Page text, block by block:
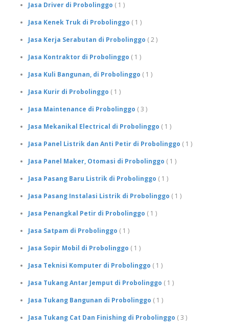
Jasa Driver di Probolinggo ( 1 )
Jasa Kenek Truk di Probolinggo ( 1 )
Jasa Kerja Serabutan di Probolinggo ( 2 )
Jasa Kontraktor di Probolinggo ( 1 )
Jasa Kuli Bangunan, di Probolinggo ( 1 )
Jasa Kurir di Probolinggo ( 1 )
Jasa Maintenance di Probolinggo ( 3 )
Jasa Mekanikal Electrical di Probolinggo ( 1 )
Jasa Panel Listrik dan Anti Petir di Probolinggo ( 1 )
Jasa Panel Maker, Otomasi di Probolinggo ( 1 )
Jasa Pasang Baru Listrik di Probolinggo ( 1 )
Jasa Pasang Instalasi Listrik di Probolinggo ( 1 )
Jasa Penangkal Petir di Probolinggo ( 1 )
Jasa Satpam di Probolinggo ( 1 )
Jasa Sopir Mobil di Probolinggo ( 1 )
Jasa Teknisi Komputer di Probolinggo ( 1 )
Jasa Tukang Antar Jemput di Probolinggo ( 1 )
Jasa Tukang Bangunan di Probolinggo ( 1 )
Jasa Tukang Cat Dan Finishing di Probolinggo ( 3 )